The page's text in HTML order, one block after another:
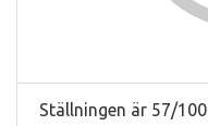
Ställningen är 57/100